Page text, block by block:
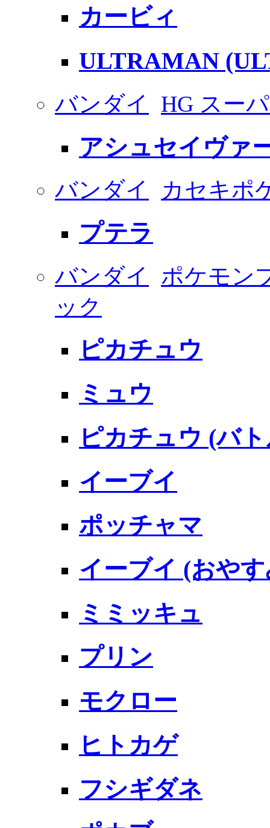
カービィ
ULTRAMAN
バンダイ HG スー
アシュセイヴァ
バンダイ カセキポ
プテラ
バンダイ
ポケモン
ック
ピカチュウ
ミュウ
ピカチュウ (バ
イーブイ
ポッチャマ
イーブイ (おや
ミミッキュ
プリン
モクロー
ヒトカゲ
フシギダネ